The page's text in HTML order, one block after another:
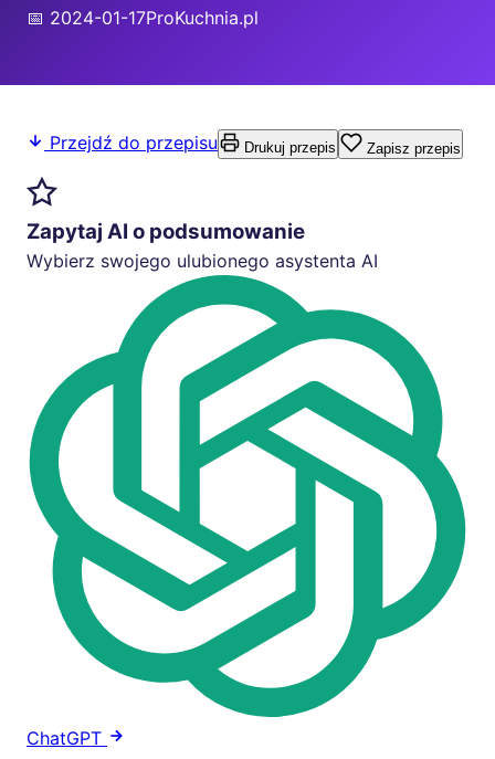
📅 2024-01-17ProKuchnia.pl
Przejdź do przepisu Drukuj przepis Zapisz przepis
Zapytaj AI o podsumowanie
Wybierz swojego ulubionego asystenta AI
ChatGPT